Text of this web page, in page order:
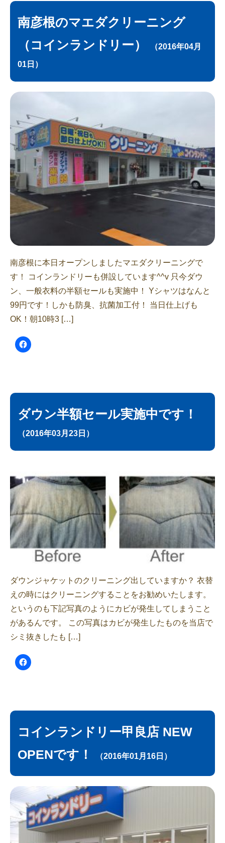
南彦根のマエダクリーニング
（コインランドリー）
（2016年04月
01日）
南彦根に本日オープンしましたマエダクリーニングで
す！ コインランドリーも併設しています^^v 只今ダウ
ン、一般衣料の半額セールも実施中！ Yシャツはなんと
99円です！しかも防臭、抗菌加工付！ 当日仕上げも
OK！朝10時3 […]
ダウン半額セール実施中です！
（2016年03月23日）
ダウンジャケットのクリーニング出していますか？ 衣替
えの時にはクリーニングすることをお勧めいたします。
というのも下記写真のようにカビが発生してしまうこと
があるんです。 この写真はカビが発生したものを当店で
シミ抜きしたも […]
コインランドリー甲良店 NEW
OPENです！
（2016年01月16日）